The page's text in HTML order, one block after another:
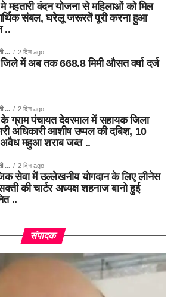
महतारी वंदन योजना से महिलाओं को मिल
संबल, घरेलू जरूरतें पूरी करना हुआ
..
... 2 दिन ago
में अब तक 668.8 मिमी औसत वर्षा दर्ज
... 2 दिन ago
ग्राम पंचायत देवरमाल में सहायक जिला
अधिकारी आशीष उप्पल की दबिश, 10
महुआ शराब जब्त ..
... 2 दिन ago
सेवा में उल्लेखनीय योगदान के लिए लीनेस
की चार्टर अध्यक्ष शहनाज बानो हुई
..
संपादक